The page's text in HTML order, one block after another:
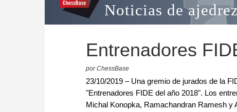
Noticias de ajedrez
Entrenadores
por ChessBase
23/10/2019 – Una gremio de jurados de la
"Entrenadores FIDE del año 2018". Los
Michal Konopka, Ramachandran Ramesh y